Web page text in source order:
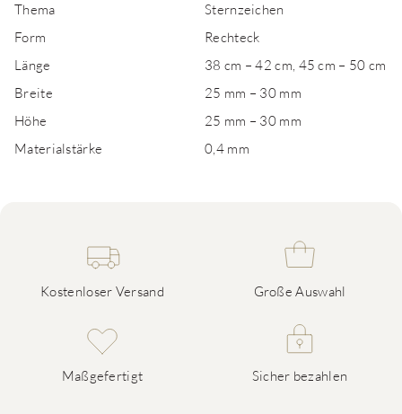
Thema
Sternzeichen
Form
Rechteck
Länge
38 cm – 42 cm, 45 cm – 50 cm
Breite
25 mm – 30 mm
Höhe
25 mm – 30 mm
Materialstärke
0,4 mm
Kostenloser Versand Große Auswahl
Maßgefertigt Sicher bezahlen